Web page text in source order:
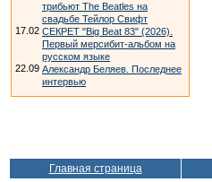
трибьют The Beatles на
свадьбе Тейлор Свифт
17.02 СЕКРЕТ "Big Beat 83" (2026).
Первый мерсибит-альбом на
русском языке
22.09 Александр Беляев. Последнее
интервью
Главная страница